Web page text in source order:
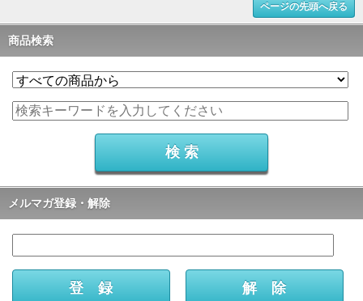
ページの先頭へ戻る
商品検索
メルマガ登録・解除